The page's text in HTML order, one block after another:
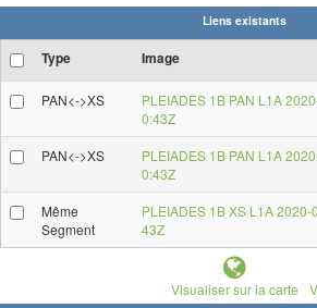
Liens existants
Type Image
PAN<->XS
PLEIADES 1B PAN L1A
0:43Z
PAN<->XS
PLEIADES 1B PAN L1A
0:43Z
Même
Segment
PLEIADES 1B XS L1A
43Z
Visualiser sur la carte